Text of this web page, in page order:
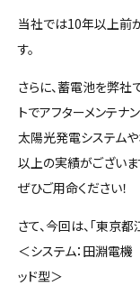
当社では10年以上前
す。
さらに、蓄電池を弊
トでアフターメンテナ
太陽光発電システム
以上の実績がございま
ぜひご用命ください！
さて、今回は、「東京
＜システム：田淵
ッド型＞